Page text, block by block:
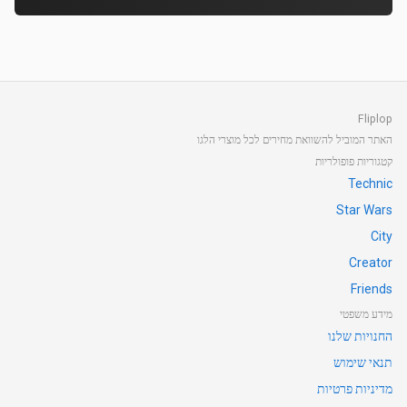
Fliplop
האתר המוביל להשוואת מחירים לכל מוצרי הלגו
קטגוריות פופולריות
Technic
Star Wars
City
Creator
Friends
מידע משפטי
החנויות שלנו
תנאי שימוש
מדיניות פרטיות